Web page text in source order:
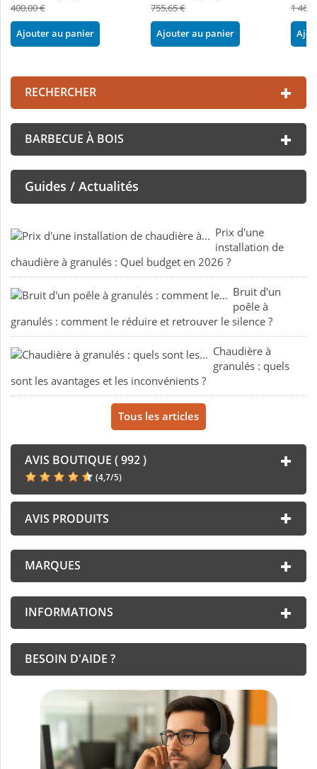
400,00 €
Ajouter au panier
755,65 €
Ajouter au panier
1
RECHERCHER
BARBECUE À BOIS
Guides / Actualités
Prix d'une
installation de
chaudière à granulés : Quel budget en 2026 ?
Bruit d'un
poêle à
granulés : comment le réduire et retrouver le silence ?
Chaudière à
granulés : quels
sont les avantages et les inconvénients ?
Tous les articles
AVIS BOUTIQUE ( 992 )
(4,7/5)
AVIS PRODUITS
MARQUES
INFORMATIONS
BESOIN D'AIDE ?